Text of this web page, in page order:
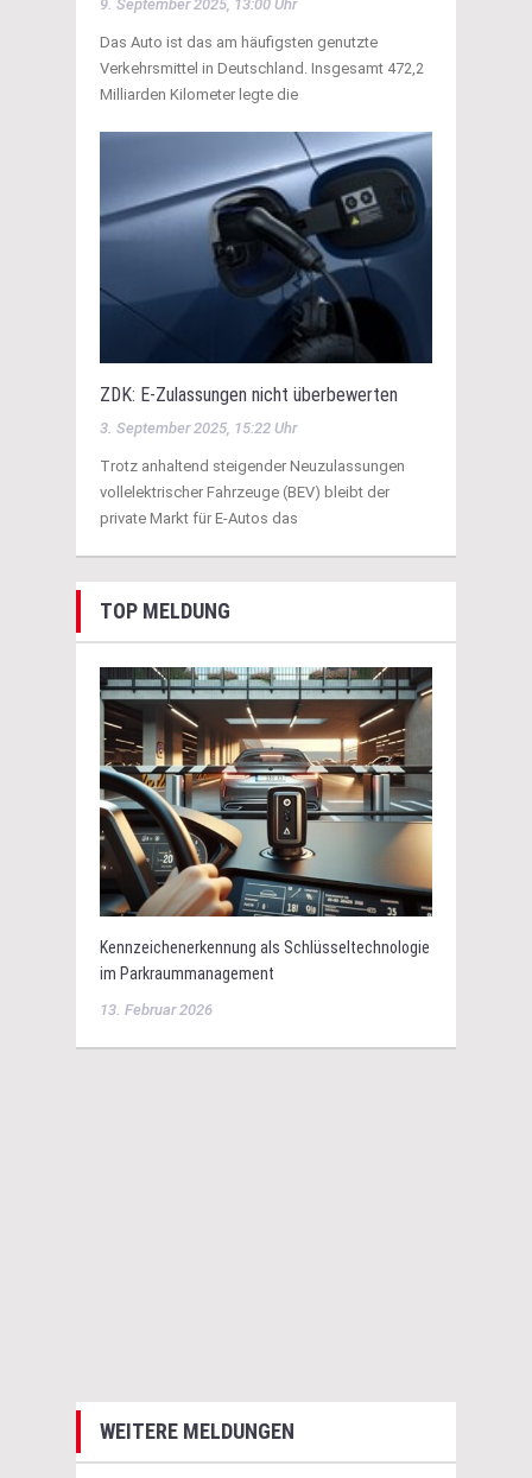
9. September 2025, 13:00 Uhr
Das Auto ist das am häufigsten genutzte
Verkehrsmittel in Deutschland. Insgesamt 472,2
Milliarden Kilometer legte die
ZDK: E-Zulassungen nicht überbewerten
3. September 2025, 15:22 Uhr
Trotz anhaltend steigender Neuzulassungen
vollelektrischer Fahrzeuge (BEV) bleibt der
private Markt für E-Autos das
TOP MELDUNG
Kennzeichenerkennung als Schlüsseltechnologie
im Parkraummanagement
13. Februar 2026
WEITERE MELDUNGEN